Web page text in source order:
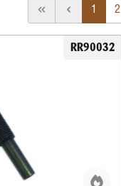
1 2
RR90032